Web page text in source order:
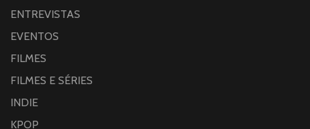
ENTREVISTAS
EVENTOS
FILMES
FILMES E SÉRIES
INDIE
KPOP